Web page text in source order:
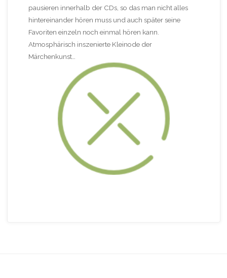
pausieren innerhalb der CDs, so das man nicht alles
hintereinander hören muss und auch später seine
Favoriten einzeln noch einmal hören kann.
Atmosphärisch inszenierte Kleinode der
Märchenkunst…